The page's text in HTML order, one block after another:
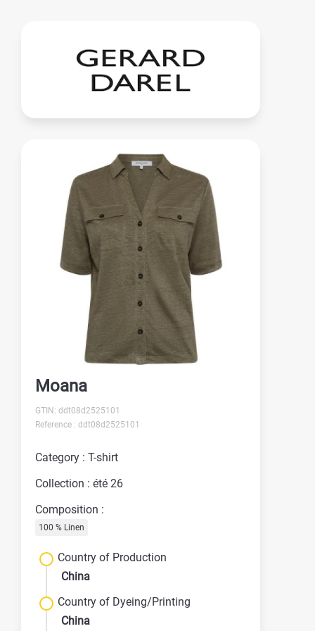
Moana
GTIN: ddt08d2525101
Reference : ddt08d2525101
Category : T-shirt
Collection : été 26
Composition :
100 % Linen
Country of Production
China
Country of Dyeing/Printing
China